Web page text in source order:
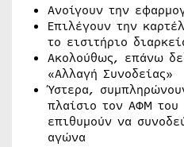
Ανοίγουν την
Επιλέγουν την
το εισιτήριο
Ακολούθως, επάνω
«Αλλαγή Συνοδείας»
Ύστερα,
πλαίσιο τον ΑΦΜ του
επιθυμούν να
αγώνα